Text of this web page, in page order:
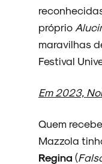
próprio
maravilhas
Festival
Em 2023,
Quem
Mazzola
Regina (